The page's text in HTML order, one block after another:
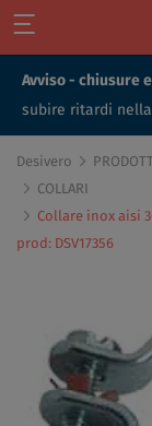
Avviso - chiusure
subire ritardi
Desivero
COLLARI
Collare inox aisi
prod: DSV17356